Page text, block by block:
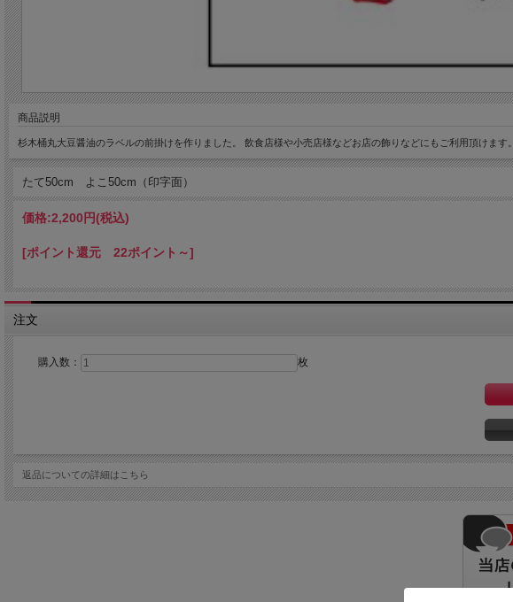
商品説明
杉木桶丸大豆醤油のラベルの前掛けを作りました。 飲食店様や小売店様などお店の飾りなどにもご利用頂けます。
たて50cm よこ50cm（印字面）
価格:2,200円(税込)
[ポイント還元 22ポイント～]
注文
購入数： 枚
返品についての詳細はこちら